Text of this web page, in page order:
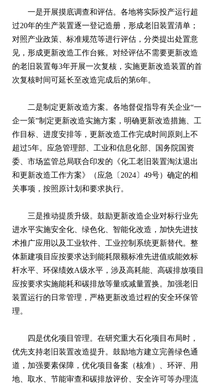
一是开展摸底调查和评估。各地将实际投产运行超
过20年的生产装置逐一登记造册，形成老旧装置清单；
对照产业政策、标准规范等进行评估，分类提出处置意
见，形成更新改造工作台账。对经评估不需要更新改造
的老旧装置每3年开展一次复核，实施更新改造装置的首
次复核时间可延长至改造完成后的第6年。
二是制定更新改造方案。各地督促指导有关企业“一
企一策”制定更新改造实施方案，明确更新改造措施、工
作目标、进度安排等，更新改造工作完成时间原则上不
超过5年。应急管理部、工业和信息化部、国务院国资
委、市场监管总局联合印发的《化工老旧装置淘汰退出
和更新改造工作方案》（应急〔2024〕49号）确定的相
关事项，按照原计划和要求执行。
三是推动提质升级。鼓励更新改造企业对标行业先
进水平实施安全化、绿色化、智能化改造，加快先进技
术推广应用以及工业软件、工业控制系统更新替代。整
体新建项目应按要求达到能耗限额标准先进值或能效标
杆水平、环保绩效A级水平，涉及高耗能、高碳排放项目
应按要求实施能耗和碳排放等量或减量置换。加强老旧
装置运行的日常管理，严格更新改造过程的安全环保管
理。
四是优化项目管理。在研究重大石化项目布局时，
优先支持老旧装置改造提升。鼓励地方建立完善绿色通
道，加强要素保障，优化项目备案（核准）、环评、用
地、取水、节能审查和碳排放评价、安全许可等办理流